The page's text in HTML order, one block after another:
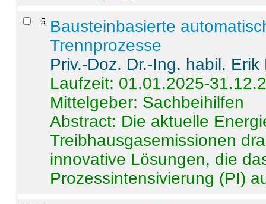
5
Bausteinbasierte
Trennprozesse
Priv.-Doz. Dr.-Ing. habil. Erik
Laufzeit: 01.01.2025-
Mittelgeber: Sachbeihilfen
Abstract: Die aktuelle
Treibhausgasemissionen
innovative Lösungen, die
Prozessintensivierung (PI)